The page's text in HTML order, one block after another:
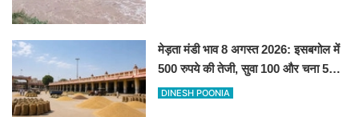
मेड़ता मंडी भाव 8 अगस्त 2026: इसबगोल में
500 रुपये की तेजी, सुवा 100 और चना 50
रूपए मंदे
DINESH POONIA